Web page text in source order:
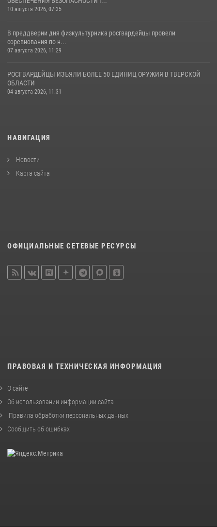
10 августа 2026, 07:35
В преддверии дня физкультурника росгвардейцы провели
соревнования по н...
07 августа 2026, 11:29
РОСГВАРДЕЙЦЫ ИЗЪЯЛИ БОЛЕЕ 50 ЕДИНИЦ ОРУЖИЯ В ТВЕРСКОЙ
ОБЛАСТИ
04 августа 2026, 11:31
НАВИГАЦИЯ
Новости
Карта сайта
ОФИЦИАЛЬНЫЕ СЕТЕВЫЕ РЕСУРСЫ
ПРАВОВАЯ И ТЕХНИЧЕСКАЯ ИНФОРМАЦИЯ
О сайте
Об использовании информации сайта
Правила обработки персональных данных
Сообщить об ошибках